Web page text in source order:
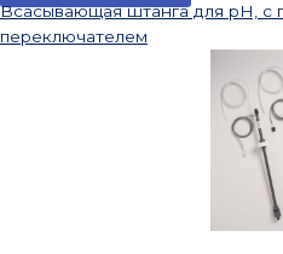
Всасывающая штанга для pH, с
переключателем